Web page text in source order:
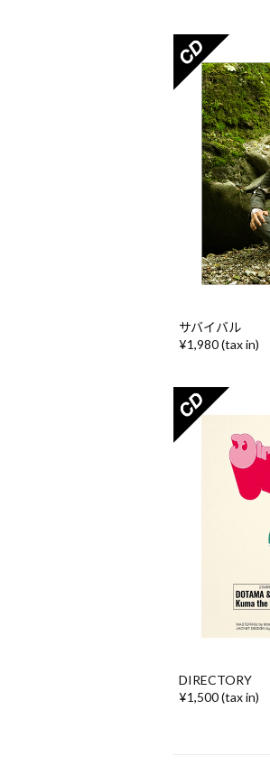
サバイバル
¥1,980 (tax in)
DIRECTORY
¥1,500 (tax in)